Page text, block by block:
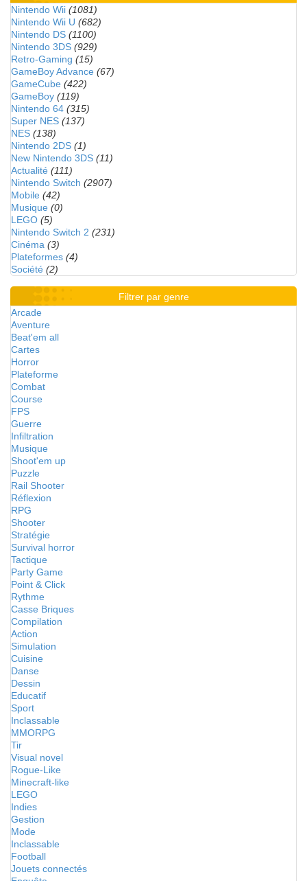
Nintendo Wii (1081)
Nintendo Wii U (682)
Nintendo DS (1100)
Nintendo 3DS (929)
Retro-Gaming (15)
GameBoy Advance (67)
GameCube (422)
GameBoy (119)
Nintendo 64 (315)
Super NES (137)
NES (138)
Nintendo 2DS (1)
New Nintendo 3DS (11)
Actualité (111)
Nintendo Switch (2907)
Mobile (42)
Musique (0)
LEGO (5)
Nintendo Switch 2 (231)
Cinéma (3)
Plateformes (4)
Société (2)
Filtrer par genre
Arcade
Aventure
Beat'em all
Cartes
Horror
Plateforme
Combat
Course
FPS
Guerre
Infiltration
Musique
Shoot'em up
Puzzle
Rail Shooter
Réflexion
RPG
Shooter
Stratégie
Survival horror
Tactique
Party Game
Point & Click
Rythme
Casse Briques
Compilation
Action
Simulation
Cuisine
Danse
Dessin
Educatif
Sport
Inclassable
MMORPG
Tir
Visual novel
Rogue-Like
Minecraft-like
LEGO
Indies
Gestion
Mode
Inclassable
Football
Jouets connectés